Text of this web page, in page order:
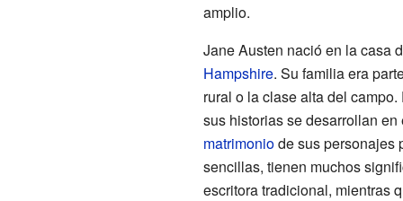
amplio.
Jane Austen nació en la casa
Hampshire. Su familia era
rural o la clase alta del
sus historias se desarrollan
matrimoniode sus personajes
sencillas, tienen muchos
escritora tradicional, mientras